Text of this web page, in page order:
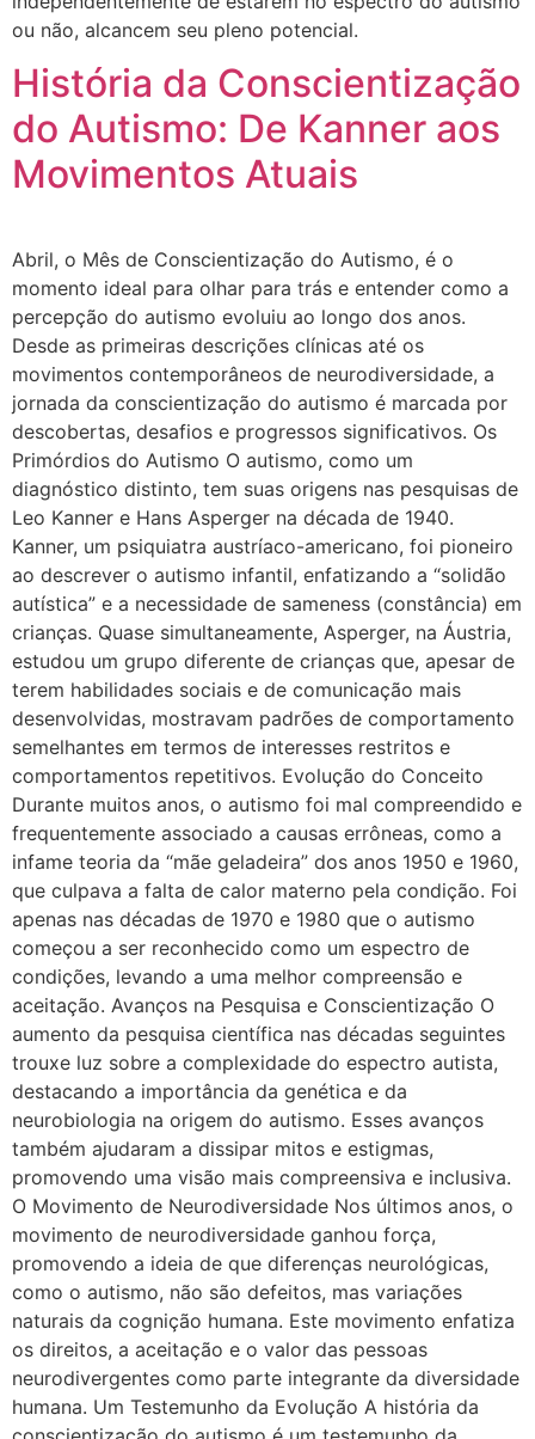
ou não, alcancem seu pleno potencial.
História da Conscientização
do Autismo: De Kanner aos
Movimentos Atuais
Abril, o Mês de Conscientização do Autismo, é o
momento ideal para olhar para trás e entender como a
percepção do autismo evoluiu ao longo dos anos.
Desde as primeiras descrições clínicas até os
movimentos contemporâneos de neurodiversidade, a
jornada da conscientização do autismo é marcada por
descobertas, desafios e progressos significativos. Os
Primórdios do Autismo O autismo, como um
diagnóstico distinto, tem suas origens nas pesquisas de
Leo Kanner e Hans Asperger na década de 1940.
Kanner, um psiquiatra austríaco-americano, foi pioneiro
ao descrever o autismo infantil, enfatizando a “solidão
autística” e a necessidade de sameness (constância) em
crianças. Quase simultaneamente, Asperger, na Áustria,
estudou um grupo diferente de crianças que, apesar de
terem habilidades sociais e de comunicação mais
desenvolvidas, mostravam padrões de comportamento
semelhantes em termos de interesses restritos e
comportamentos repetitivos. Evolução do Conceito
Durante muitos anos, o autismo foi mal compreendido e
frequentemente associado a causas errôneas, como a
infame teoria da “mãe geladeira” dos anos 1950 e 1960,
que culpava a falta de calor materno pela condição. Foi
apenas nas décadas de 1970 e 1980 que o autismo
começou a ser reconhecido como um espectro de
condições, levando a uma melhor compreensão e
aceitação. Avanços na Pesquisa e Conscientização O
aumento da pesquisa científica nas décadas seguintes
trouxe luz sobre a complexidade do espectro autista,
destacando a importância da genética e da
neurobiologia na origem do autismo. Esses avanços
também ajudaram a dissipar mitos e estigmas,
promovendo uma visão mais compreensiva e inclusiva.
O Movimento de Neurodiversidade Nos últimos anos, o
movimento de neurodiversidade ganhou força,
promovendo a ideia de que diferenças neurológicas,
como o autismo, não são defeitos, mas variações
naturais da cognição humana. Este movimento enfatiza
os direitos, a aceitação e o valor das pessoas
neurodivergentes como parte integrante da diversidade
humana. Um Testemunho da Evolução A história da